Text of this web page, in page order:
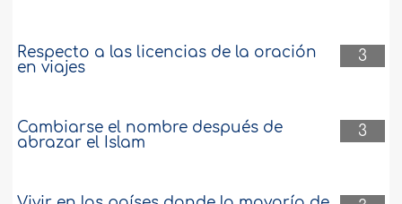
3
Respecto a las licencias de la oración
en viajes
3
Cambiarse el nombre después de
abrazar el Islam